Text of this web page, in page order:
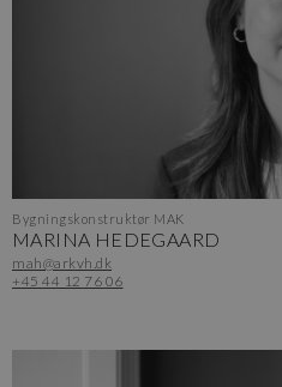
Bygningskonstruktør MAK
MARINA HEDEGAARD
mah@arkvh.dk
+45 44 12 76 06